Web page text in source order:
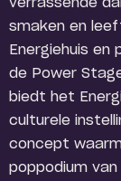
verrassende
smaken en
Energiehuis
de Power
biedt het
culturele
concept
poppodium